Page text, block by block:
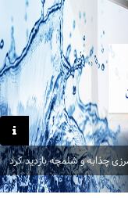
چذابه و شلمچه بازدید کرد